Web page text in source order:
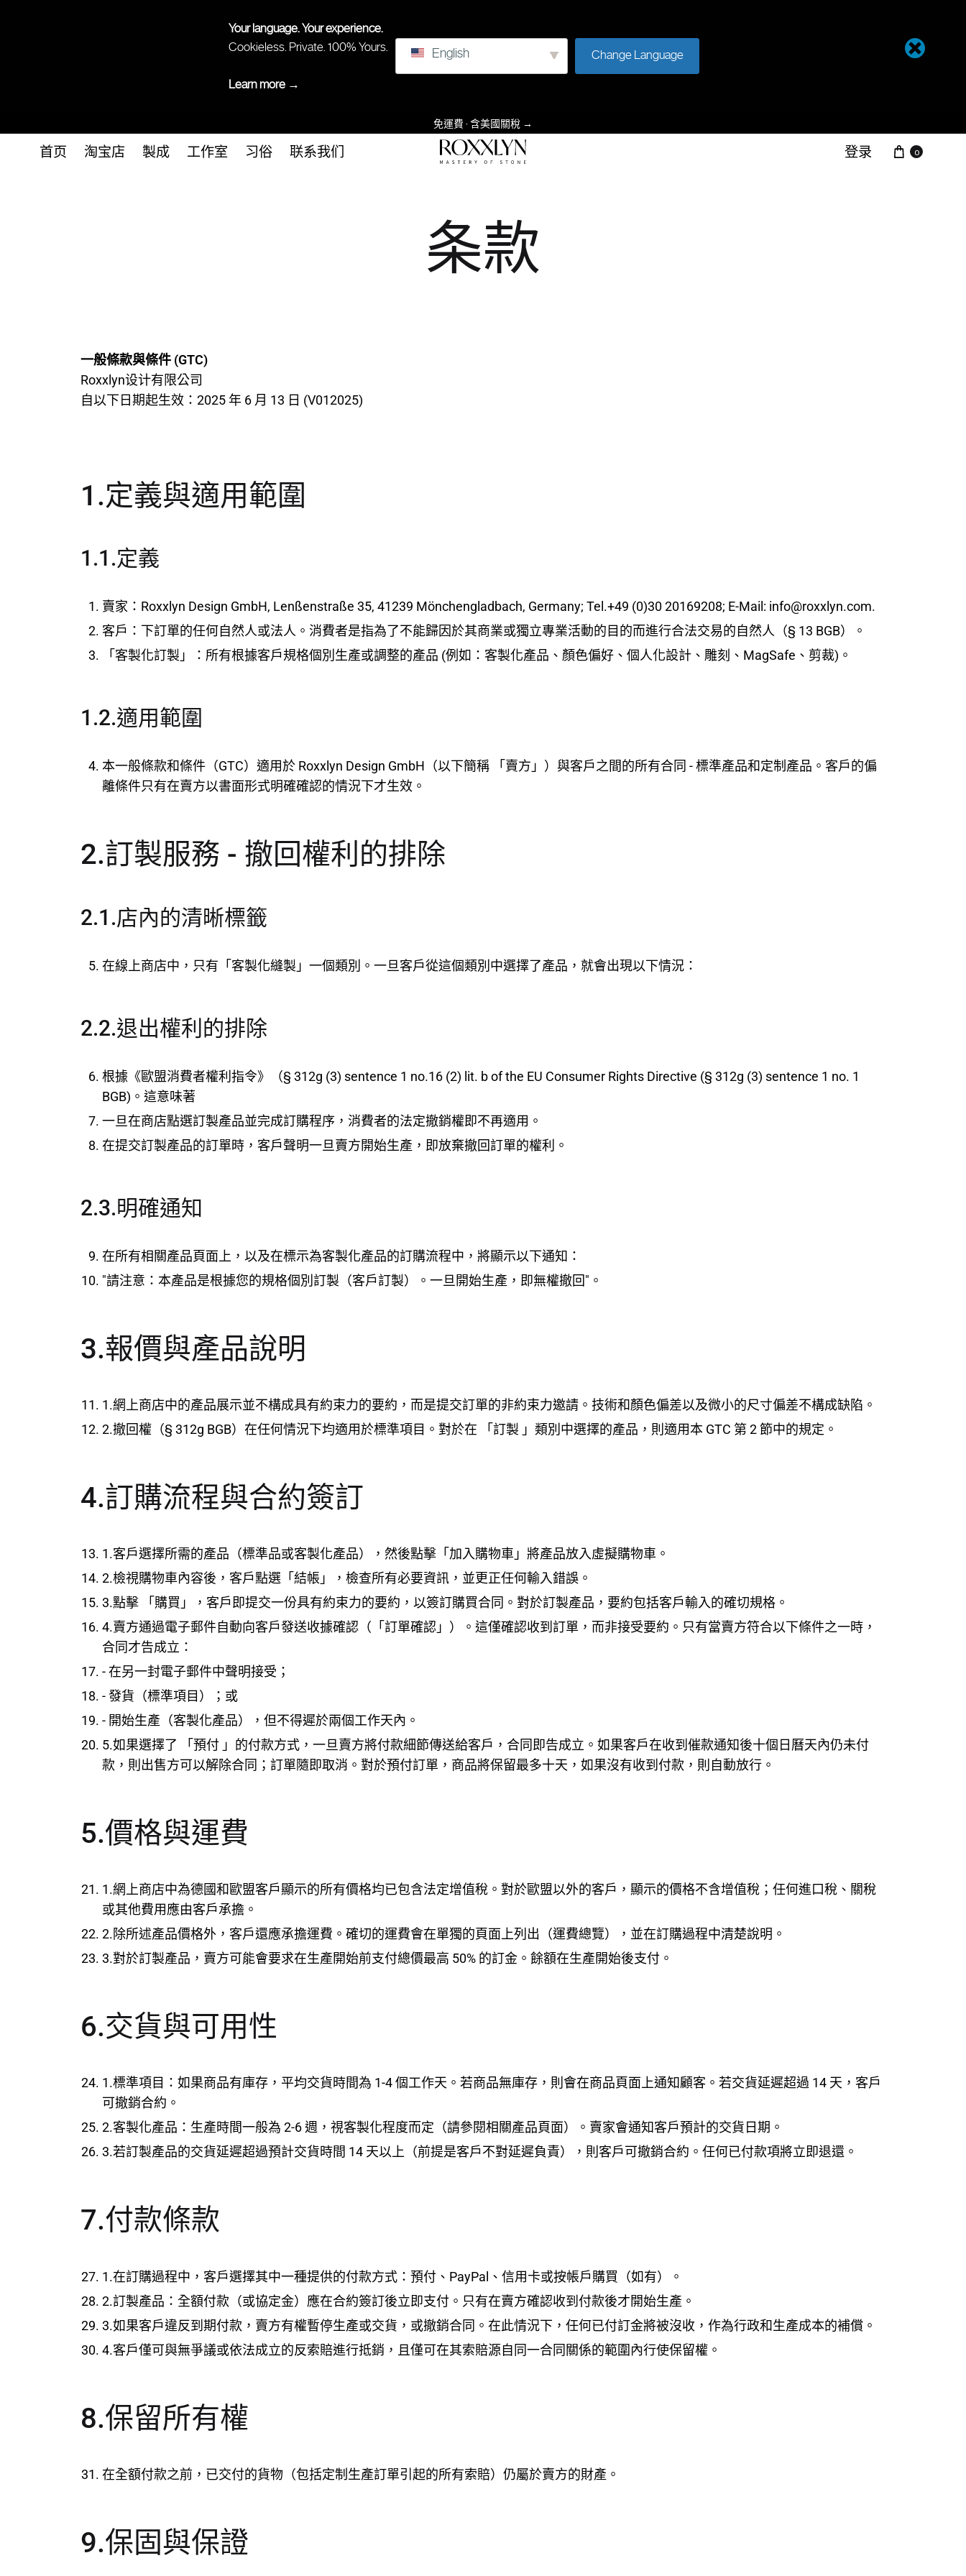
Your language. Your experience.
Cookieless. Private. 100% Yours.
Learn more →
English Change Language
免運費 · 含美國關稅 →
首页 淘宝店 製成 工作室 习俗 联系我们
林
掌
握
登录 0
条款
一般條款與條件 (GTC)
Roxxlyn设计有限公司
自以下日期起生效：2025 年 6 月 13 日 (V012025)
1.定義與適用範圍
1.1.定義
賣家：Roxxlyn Design GmbH, Lenßenstraße 35, 41239 Mönchengladbach, Germany; Tel.+49 (0)30 20169208; E-Mail: info@roxxlyn.com.
客戶：下訂單的任何自然人或法人。消費者是指為了不能歸因於其商業或獨立專業活動的目的而進行合法交易的自然人（§ 13 BGB）。
「客製化訂製」：所有根據客戶規格個別生產或調整的產品 (例如：客製化產品、顏色偏好、個人化設計、雕刻、MagSafe、剪裁)。
1.2.適用範圍
本一般條款和條件（GTC）適用於 Roxxlyn Design GmbH（以下簡稱 「賣方」）與客戶之間的所有合同 - 標準產品和定制產品。客戶的偏
離條件只有在賣方以書面形式明確確認的情況下才生效。
2.訂製服務 - 撤回權利的排除
2.1.店內的清晰標籤
在線上商店中，只有「客製化縫製」一個類別。一旦客戶從這個類別中選擇了產品，就會出現以下情況：
2.2.退出權利的排除
根據《歐盟消費者權利指令》（§ 312g (3) sentence 1 no.16 (2) lit. b of the EU Consumer Rights Directive (§ 312g (3) sentence 1 no. 1
BGB)。這意味著
一旦在商店點選訂製產品並完成訂購程序，消費者的法定撤銷權即不再適用。
在提交訂製產品的訂單時，客戶聲明一旦賣方開始生產，即放棄撤回訂單的權利。
2.3.明確通知
在所有相關產品頁面上，以及在標示為客製化產品的訂購流程中，將顯示以下通知：
"請注意：本產品是根據您的規格個別訂製（客戶訂製）。一旦開始生產，即無權撤回"。
3.報價與產品說明
1.網上商店中的產品展示並不構成具有約束力的要約，而是提交訂單的非約束力邀請。技術和顏色偏差以及微小的尺寸偏差不構成缺陷。
2.撤回權（§ 312g BGB）在任何情況下均適用於標準項目。對於在 「訂製 」類別中選擇的產品，則適用本 GTC 第 2 節中的規定。
4.訂購流程與合約簽訂
1.客戶選擇所需的產品（標準品或客製化產品），然後點擊「加入購物車」將產品放入虛擬購物車。
2.檢視購物車內容後，客戶點選「結帳」，檢查所有必要資訊，並更正任何輸入錯誤。
3.點擊 「購買」，客戶即提交一份具有約束力的要約，以簽訂購買合同。對於訂製產品，要約包括客戶輸入的確切規格。
4.賣方通過電子郵件自動向客戶發送收據確認（「訂單確認」）。這僅確認收到訂單，而非接受要約。只有當賣方符合以下條件之一時，
合同才告成立：
- 在另一封電子郵件中聲明接受；
- 發貨（標準項目）；或
- 開始生產（客製化產品），但不得遲於兩個工作天內。
5.如果選擇了 「預付 」的付款方式，一旦賣方將付款細節傳送給客戶，合同即告成立。如果客戶在收到催款通知後十個日曆天內仍未付
款，則出售方可以解除合同；訂單隨即取消。對於預付訂單，商品將保留最多十天，如果沒有收到付款，則自動放行。
5.價格與運費
1.網上商店中為德國和歐盟客戶顯示的所有價格均已包含法定增值稅。對於歐盟以外的客戶，顯示的價格不含增值稅；任何進口稅、關稅
或其他費用應由客戶承擔。
2.除所述產品價格外，客戶還應承擔運費。確切的運費會在單獨的頁面上列出（運費總覽），並在訂購過程中清楚說明。
3.對於訂製產品，賣方可能會要求在生產開始前支付總價最高 50% 的訂金。餘額在生產開始後支付。
6.交貨與可用性
1.標準項目：如果商品有庫存，平均交貨時間為 1-4 個工作天。若商品無庫存，則會在商品頁面上通知顧客。若交貨延遲超過 14 天，客戶
可撤銷合約。
2.客製化產品：生產時間一般為 2-6 週，視客製化程度而定（請參閱相關產品頁面）。賣家會通知客戶預計的交貨日期。
3.若訂製產品的交貨延遲超過預計交貨時間 14 天以上（前提是客戶不對延遲負責），則客戶可撤銷合約。任何已付款項將立即退還。
7.付款條款
1.在訂購過程中，客戶選擇其中一種提供的付款方式：預付、PayPal、信用卡或按帳戶購買（如有）。
2.訂製產品：全額付款（或協定金）應在合約簽訂後立即支付。只有在賣方確認收到付款後才開始生產。
3.如果客戶違反到期付款，賣方有權暫停生產或交貨，或撤銷合同。在此情況下，任何已付訂金將被沒收，作為行政和生產成本的補償。
4.客戶僅可與無爭議或依法成立的反索賠進行抵銷，且僅可在其索賠源自同一合同關係的範圍內行使保留權。
8.保留所有權
在全額付款之前，已交付的貨物（包括定制生產訂單引起的所有索賠）仍屬於賣方的財產。
9.保固與保證